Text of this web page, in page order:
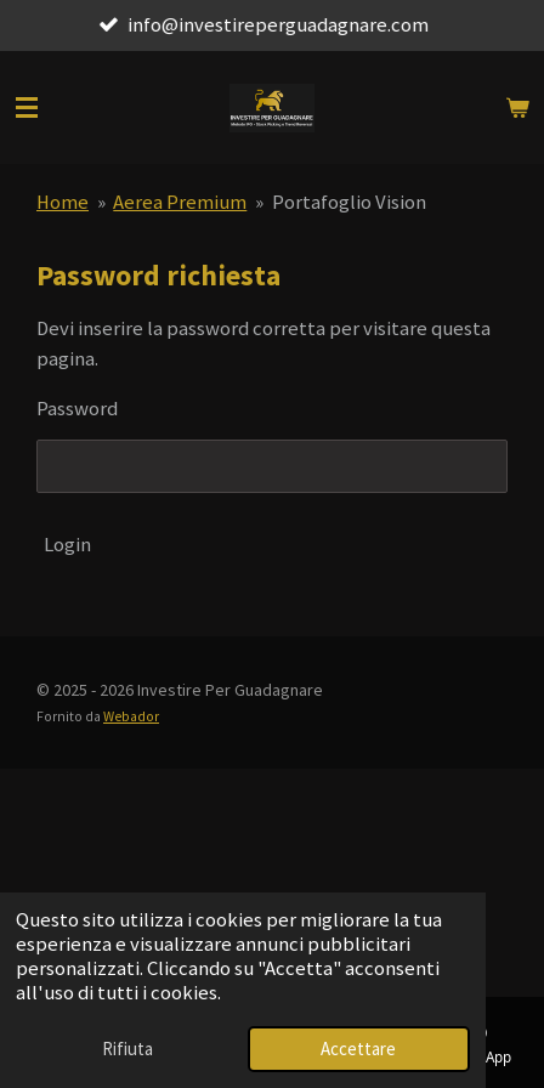
Questo sito utilizza i cookies per migliorare la tua
esperienza e visualizzare annunci pubblicitari
personalizzati. Cliccando su "Accetta" acconsenti
all'uso di tutti i cookies.
Rifiuta Accettare
al
principale
info@investireperguadagnare.com
Home » Aerea Premium » Portafoglio Vision
Password richiesta
Devi inserire la password corretta per visitare questa
pagina.
Password
Login
© 2025 - 2026 Investire Per Guadagnare
Fornito da Webador
Telefono Telegram WhatsApp